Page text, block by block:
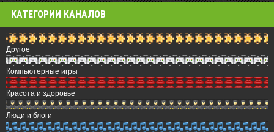
КАТЕГОРИИ КАНАЛОВ
Другое
Компьютерные игры
Красота и здоровье
Люди и блоги